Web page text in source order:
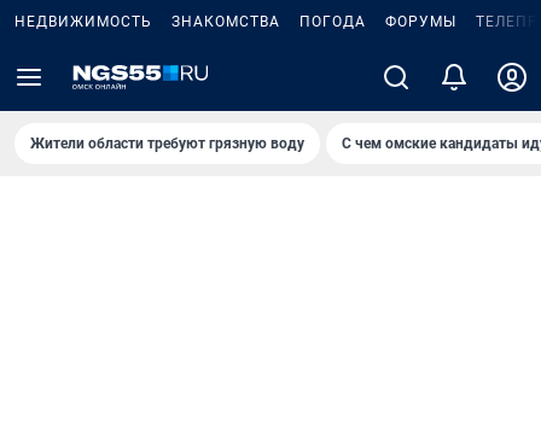
НЕДВИЖИМОСТЬ ЗНАКОМСТВА ПОГОДА ФОРУМЫ
Жители области требуют грязную воду С чем омские кандидаты